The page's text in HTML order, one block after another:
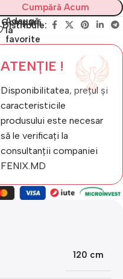
Cumpără Acum
Compară
Adaugă
la
favorite
Distribuie:
ATENȚIE !
Disponibilitatea, prețul și
caracteristicile
produsului este necesar
să le verificați la
consultanții companiei
FENIX.MD
120 cm